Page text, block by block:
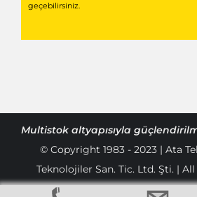
geçebilirsiniz.
Multistok altyapısıyla
© Copyright 1983 - 2023 | Ata
Teknolojiler San. Tic. Ltd. Şti. |